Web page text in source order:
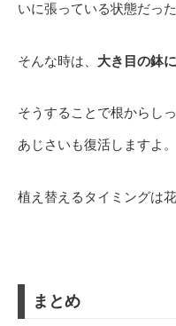
いに張っている状態だっ
そんな時は、 大き目の鉢
そうすることで根からし
あじさいも復活しますよ。
植え替えるタイミングは
まとめ